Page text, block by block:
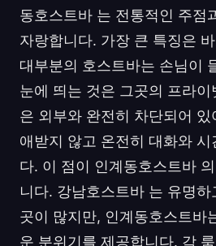
동호스트바 는 전통적인 주점
자랑합니다. 가장 큰 특징은 바
대부분의 호스트바는 손님이
눈에 띄는 것은 그곳의 프라
은 외부와 완전히 차단되어
애받지 않고 온전히 대화와 시
다. 이 점이 인계동호스트바
니다. 강남호스트바 는 유명
곳이 많지만, 인계동호스트바
운 분위기를 제공합니다. 각